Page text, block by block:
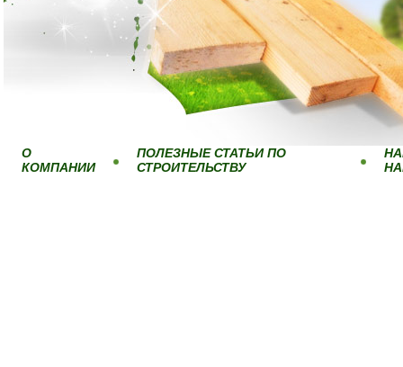
О
КОМПАНИИ
ПОЛЕЗНЫЕ СТАТЬИ ПО
СТРОИТЕЛЬСТВУ